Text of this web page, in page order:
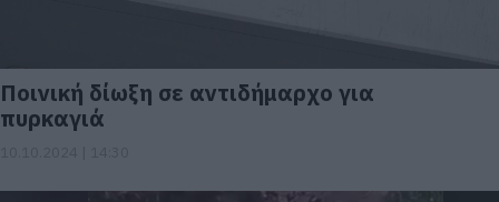
Ποινική δίωξη σε αντιδήμαρχο για
πυρκαγιά